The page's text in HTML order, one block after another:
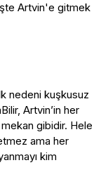
Artvin'e gitmek
nedeni kuşkusuz
Artvin’in her
gibidir. Hele
ama her
kim